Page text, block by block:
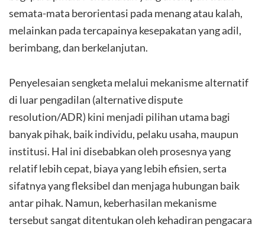
semata-mata berorientasi pada menang atau kalah,
melainkan pada tercapainya kesepakatan yang adil,
berimbang, dan berkelanjutan.
Penyelesaian sengketa melalui mekanisme alternatif
di luar pengadilan (alternative dispute
resolution/ADR) kini menjadi pilihan utama bagi
banyak pihak, baik individu, pelaku usaha, maupun
institusi. Hal ini disebabkan oleh prosesnya yang
relatif lebih cepat, biaya yang lebih efisien, serta
sifatnya yang fleksibel dan menjaga hubungan baik
antar pihak. Namun, keberhasilan mekanisme
tersebut sangat ditentukan oleh kehadiran pengacara